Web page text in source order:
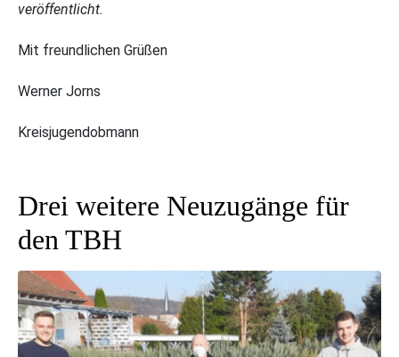
veröffentlicht.
Mit freundlichen Grüßen
Werner Jorns
Kreisjugendobmann
Drei weitere Neuzugänge für
den TBH